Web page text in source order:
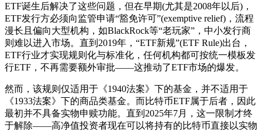
ETF诞生后解决了这些问题，但在早期(尤其是2008年以后)，
ETF发行方必须向监管申请“豁免许可”(exemptive relief)，流程
漫长且偏向大型机构，如BlackRock等“老玩家”，中小发行商
则难以进入市场。直到2019年，“ETF新规”(ETF Rule)出台，
ETF行业才实现规则化与标准化，任何机构都可按统一模板发
行ETF，不再需要额外审批——这推动了ETF市场的爆发。
然而，该规则仅适用于《1940法案》下的基金，并不适用于
《1933法案》下的商品类基金。而比特币ETF属于后者，因此
最初并不具备实物申赎功能。直到2025年7月，这一限制才终
于解除——高净值投资者现在可以将持有的比特币直接以实物